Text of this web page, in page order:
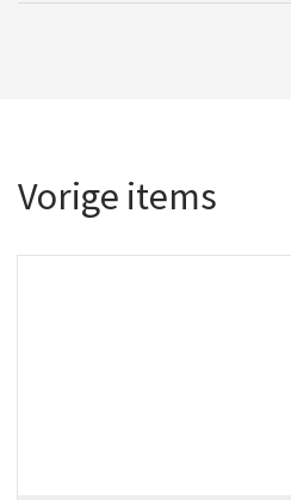
Vorige items